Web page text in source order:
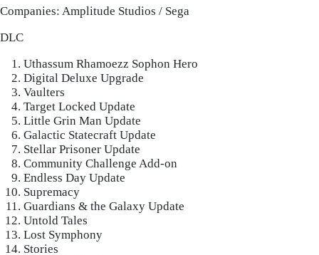
Companies: Amplitude Studios / Sega
DLC
Uthassum Rhamoezz Sophon Hero
Digital Deluxe Upgrade
Vaulters
Target Locked Update
Little Grin Man Update
Galactic Statecraft Update
Stellar Prisoner Update
Community Challenge Add-on
Endless Day Update
Supremacy
Guardians & the Galaxy Update
Untold Tales
Lost Symphony
Stories